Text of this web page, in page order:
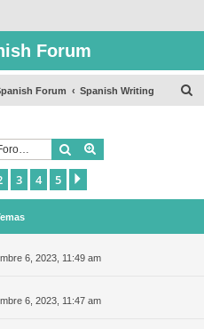
Forum
Forum Spanish Writing
Buscar
3 4 5
6, 2023, 11:49 am
6, 2023, 11:47 am